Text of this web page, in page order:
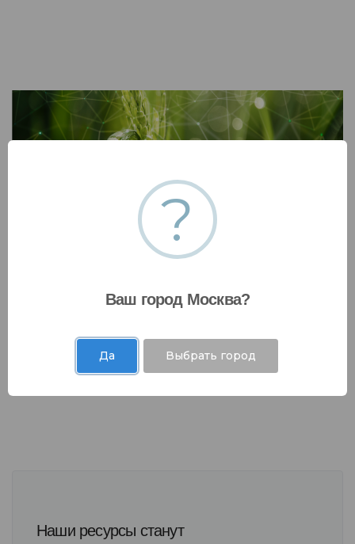
Разработка стратегии декарбонизации
подразделения/предприятия/компании
стратегии декарбонизации подразделения/
Наши ресурсы станут
?
Ваш город Москва?
Да Выбрать город